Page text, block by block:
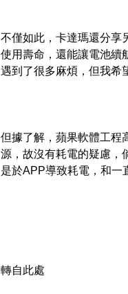
不僅如此，卡達瑪還分享
使用壽命，還能讓電池續
遇到了很多麻煩，但我希
但據了解，蘋果軟體工程
源，故沒有耗電的疑慮，
是於APP導致耗電，和一
轉自此處